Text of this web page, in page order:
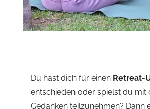
Du hast dich für einen Retreat-
entschieden oder spielst du mit
Gedanken teilzunehmen? Dann